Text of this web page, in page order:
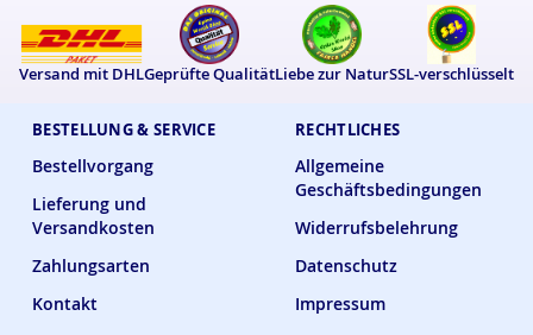
BESTELLUNG & SERVICE
Bestellvorgang
Lieferung und
Versandkosten
Zahlungsarten
Kontakt
RECHTLICHES
Allgemeine
Geschäftsbedingungen
Widerrufsbelehrung
Datenschutz
Impressum
Versand mit DHLGeprüfte QualitätLiebe zur NaturSSL-verschlüsselt